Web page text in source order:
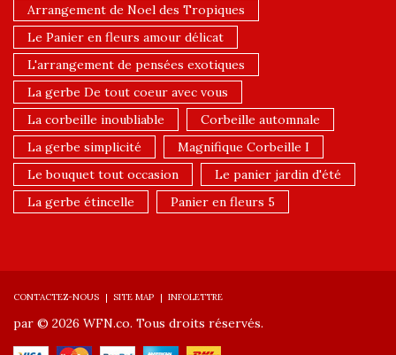
Arrangement de Noel des Tropiques
Le Panier en fleurs amour délicat
L'arrangement de pensées exotiques
La gerbe De tout coeur avec vous
La corbeille inoubliable
Corbeille automnale
La gerbe simplicité
Magnifique Corbeille I
Le bouquet tout occasion
Le panier jardin d'été
La gerbe étincelle
Panier en fleurs 5
CONTACTEZ-NOUS SITE MAP INFOLETTRE
par © 2026 WFN.co. Tous droits réservés.